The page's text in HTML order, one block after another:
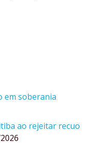
em soberania
ao rejeitar recuo